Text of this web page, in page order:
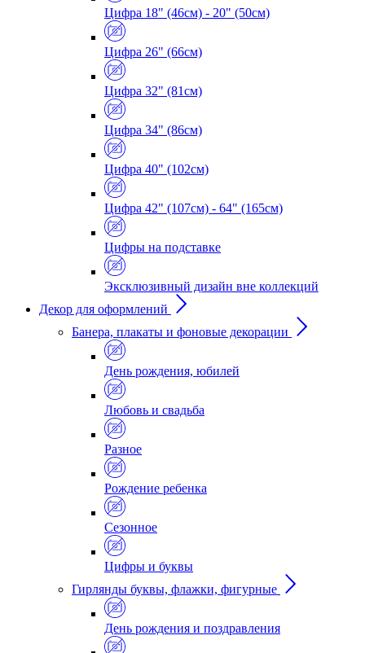
Цифра 18" (46см) - 20" (50см)
Цифра 26" (66см)
Цифра 32" (81см)
Цифра 34" (86см)
Цифра 40" (102см)
Цифра 42" (107см) - 64" (165см)
Цифры на подставке
Эксклюзивный дизайн вне коллекций
Декор для оформлений
Банера, плакаты и фоновые декорации
День рождения, юбилей
Любовь и свадьба
Разное
Рождение ребенка
Сезонное
Цифры и буквы
Гирлянды буквы, флажки, фигурные
День рождения и поздравления